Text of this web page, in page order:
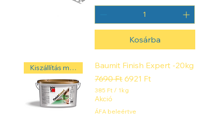
Kosárba
Kiszállítás másnap! ‼️
Baumit Finish Expert -20kg
Szokásos ár
7690 FtAkciós ár
6921 Ft
385 Ft / 1kg
3
5
Akció
ÁFA beleértve